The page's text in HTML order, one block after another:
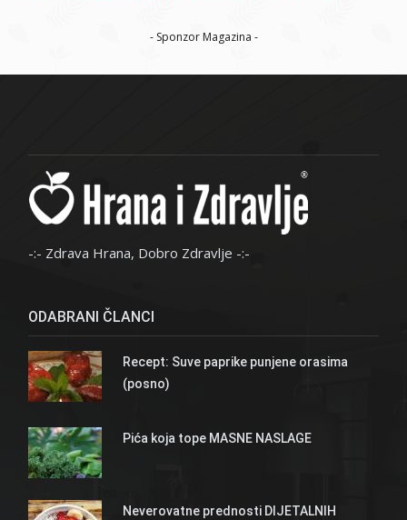
- Sponzor Magazina -
-:- Zdrava Hrana, Dobro Zdravlje -:-
ODABRANI ČLANCI
Recept: Suve paprike punjene orasima
(posno)
Pića koja tope MASNE NASLAGE
Neverovatne prednosti DIJETALNIH